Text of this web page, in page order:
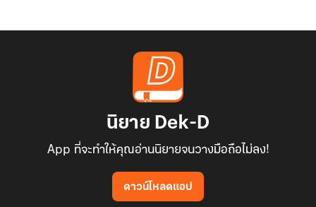
นิยาย Dek-D
App ที่จะทำให้คุณอ่านนิยายจนวางมือถือไม่ลง!
ดาวน์โหลดแอป